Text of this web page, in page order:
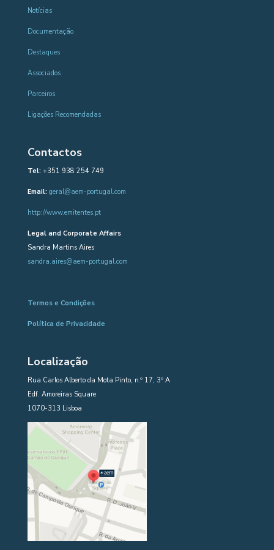
Notícias
Documentação
Destaques
Associados
Parceiros
Ligações Recomendadas
Contactos
Tel:+351 938 254 749
Email: geral@aem-portugal.com
http://www.emitentes.pt
Legal and Corporate Affairs
Sandra Martins Aires
sandra.aires@aem-portugal.com
Termos e Condições
Política de Privacidade
Localização
Rua Carlos Alberto da Mota Pinto, n.º 17, 3º A
Edf. Amoreiras Square
1070-313 Lisboa